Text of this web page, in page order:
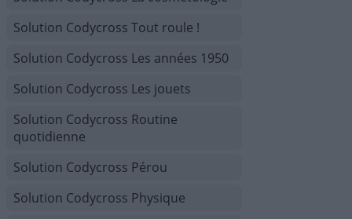
Solution Codycross Tout roule !
Solution Codycross Les années 1950
Solution Codycross Les jouets
Solution Codycross Routine
quotidienne
Solution Codycross Pérou
Solution Codycross Physique